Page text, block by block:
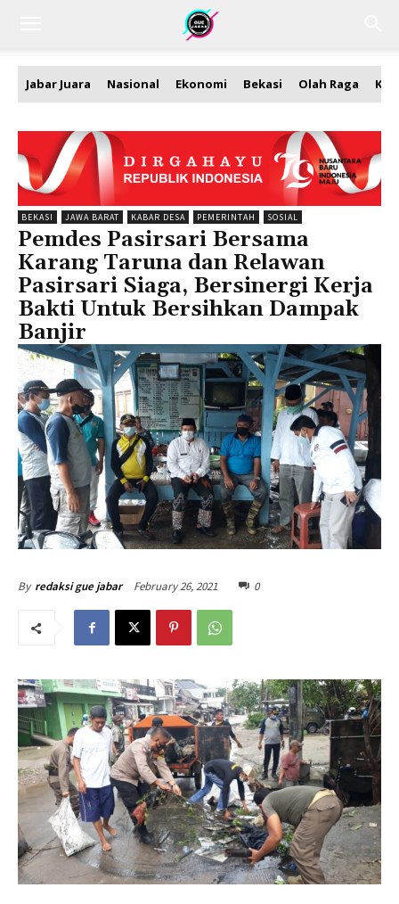
Jabar Juara Nasional Ekonomi Bekasi Olah Raga
BEKASI JAWA BARAT KABAR DESA PEMERINTAH SOSIAL
Pemdes Pasirsari Bersama
Karang Taruna dan Relawan
Pasirsari Siaga, Bersinergi Kerja
Bakti Untuk Bersihkan Dampak
Banjir
By redaksi gue jabar February 26, 2021 0